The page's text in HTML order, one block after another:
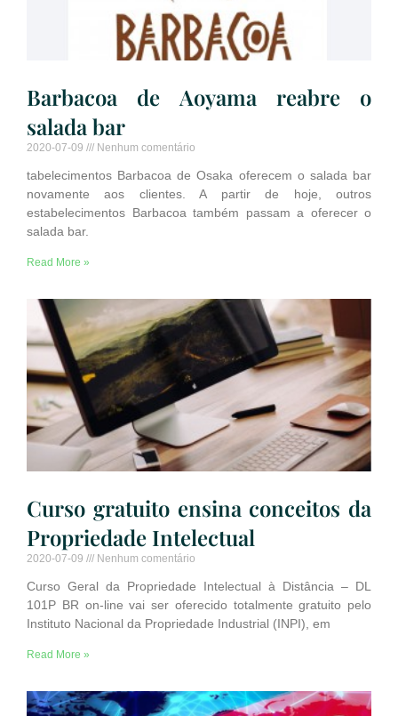
Barbacoa de Aoyama reabre o
salada bar
2020-07-09 Nenhum comentário
tabelecimentos Barbacoa de Osaka oferecem o salada bar
novamente aos clientes. A partir de hoje, outros
estabelecimentos Barbacoa também passam a oferecer o
salada bar.
Read More »
Curso gratuito ensina conceitos da
Propriedade Intelectual
2020-07-09 Nenhum comentário
Curso Geral da Propriedade Intelectual à Distância – DL
101P BR on-line vai ser oferecido totalmente gratuito pelo
Instituto Nacional da Propriedade Industrial (INPI), em
Read More »